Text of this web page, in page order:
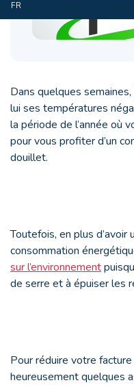
FR
Dans quelques
lui ses températures
la période de l’année où
pour vous profiter d’un
douillet.
Toutefois, en plus
consommation
sur l’environnement
de serre et à épuiser les
Pour réduire votre
heureusement quelques